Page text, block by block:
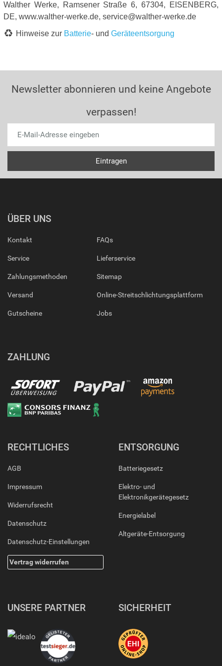
Walther Werke, Ramsener Straße 6, 67304, EISENBERG,
DE, www.walther-werke.de, service@walther-werke.de
Hinweise zur Batterie- und Geräteentsorgung
Newsletter abonnieren und keine Angebote
verpassen!
ÜBER UNS
Kontakt
Service
Zahlungsmethoden
Versand
Gutscheine
FAQs
Lieferservice
Sitemap
Online-Streitschlichtungsplattform
Jobs
ZAHLUNG
RECHTLICHES
AGB
Impressum
Widerrufsrecht
Datenschutz
Datenschutz-Einstellungen
Vertrag widerrufen
ENTSORGUNG
Batteriegesetz
Elektro- und
Elektronikgerätegesetz
Energielabel
Altgeräte-Entsorgung
UNSERE PARTNER SICHERHEIT